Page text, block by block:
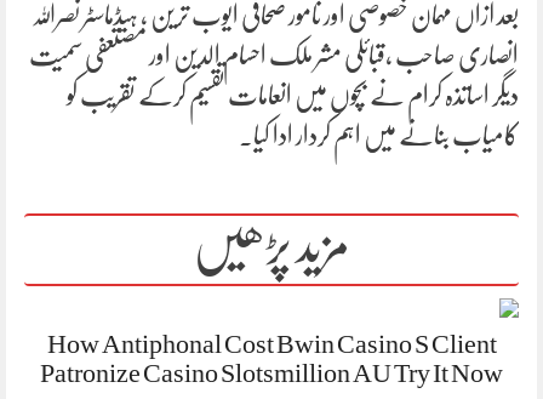
بعد آزاں مہمان خصوصی اور نامور صحافی ایوب ترین ، ہیڈماسٹر نصراللہ
انصاری صاحب ،قبائلی مشر ملک احسام الدین اور مصتعفی سمیت
دیگر اساتذہ کرام نے بچوں میں انعامات تقسیم کرکے تقریب کو
کامیاب بنانے میں اہم کردار ادا کیا۔
مزید پڑھیں
How Antiphonal Cost Bwin Casino S Client
Patronize Casino Slotsmillion AU Try It Now